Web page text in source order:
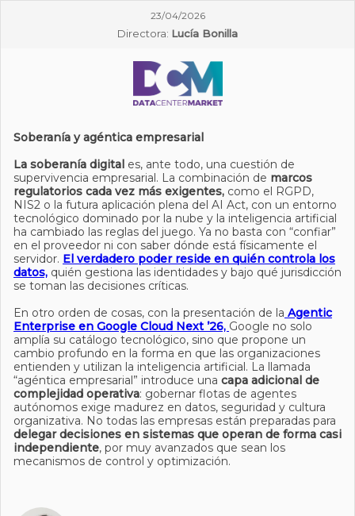
23/04/2026
Directora: Lucía Bonilla
Soberanía y agéntica empresarial
La soberanía digital es, ante todo, una cuestión de
supervivencia empresarial. La combinación de marcos
regulatorios cada vez más exigentes, como el RGPD,
NIS2 o la futura aplicación plena del AI Act, con un entorno
tecnológico dominado por la nube y la inteligencia artificial
ha cambiado las reglas del juego. Ya no basta con “confiar”
en el proveedor ni con saber dónde está físicamente el
servidor. El verdadero poder reside en quién controla los
datos, quién gestiona las identidades y bajo qué jurisdicción
se toman las decisiones críticas.
En otro orden de cosas, con la presentación de la Agentic
Enterprise en Google Cloud Next ’26, Google no solo
amplía su catálogo tecnológico, sino que propone un
cambio profundo en la forma en que las organizaciones
entienden y utilizan la inteligencia artificial. La llamada
“agéntica empresarial” introduce una capa adicional de
complejidad operativa: gobernar flotas de agentes
autónomos exige madurez en datos, seguridad y cultura
organizativa. No todas las empresas están preparadas para
delegar decisiones en sistemas que operan de forma casi
independiente, por muy avanzados que sean los
mecanismos de control y optimización.